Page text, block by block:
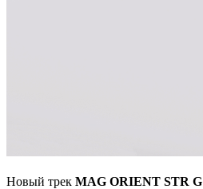
Новый трек MAG ORIENT STR G